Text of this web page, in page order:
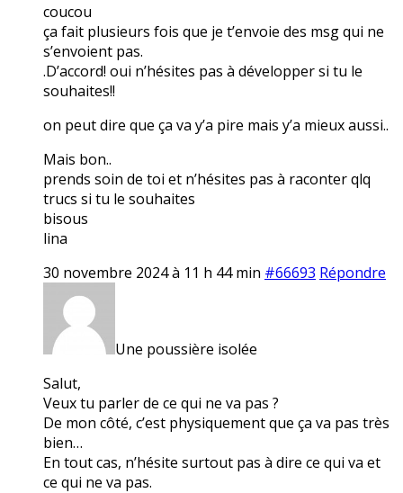
coucou
ça fait plusieurs fois que je t’envoie des msg qui ne
s’envoient pas.
.D’accord! oui n’hésites pas à développer si tu le
souhaites!!
on peut dire que ça va y’a pire mais y’a mieux aussi..
Mais bon..
prends soin de toi et n’hésites pas à raconter qlq
trucs si tu le souhaites
bisous
lina
30 novembre 2024 à 11 h 44 min #66693 Répondre
Une poussière isolée
Salut,
Veux tu parler de ce qui ne va pas ?
De mon côté, c’est physiquement que ça va pas très
bien…
En tout cas, n’hésite surtout pas à dire ce qui va et
ce qui ne va pas.